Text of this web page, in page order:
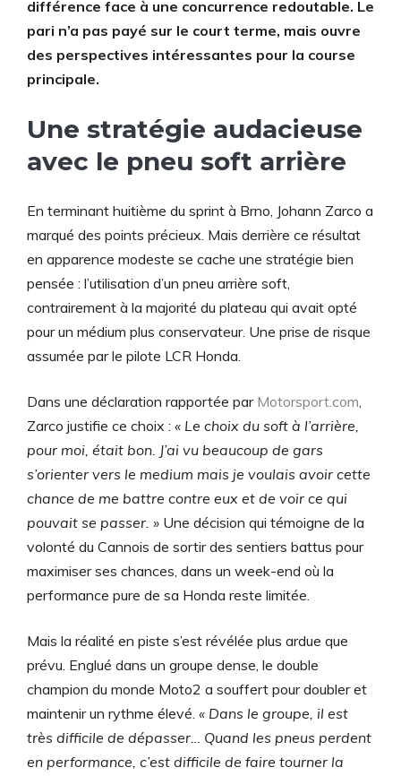
différence face à une concurrence redoutable. Le
pari n’a pas payé sur le court terme, mais ouvre
des perspectives intéressantes pour la course
principale.
Une stratégie audacieuse
avec le pneu soft arrière
En terminant huitième du sprint à Brno, Johann Zarco a
marqué des points précieux. Mais derrière ce résultat
en apparence modeste se cache une stratégie bien
pensée : l’utilisation d’un pneu arrière soft,
contrairement à la majorité du plateau qui avait opté
pour un médium plus conservateur. Une prise de risque
assumée par le pilote LCR Honda.
Dans une déclaration rapportée par Motorsport.com,
Zarco justifie ce choix : « Le choix du soft à l’arrière,
pour moi, était bon. J’ai vu beaucoup de gars
s’orienter vers le medium mais je voulais avoir cette
chance de me battre contre eux et de voir ce qui
pouvait se passer. » Une décision qui témoigne de la
volonté du Cannois de sortir des sentiers battus pour
maximiser ses chances, dans un week-end où la
performance pure de sa Honda reste limitée.
Mais la réalité en piste s’est révélée plus ardue que
prévu. Englué dans un groupe dense, le double
champion du monde Moto2 a souffert pour doubler et
maintenir un rythme élevé. « Dans le groupe, il est
très difficile de dépasser… Quand les pneus perdent
en performance, c’est difficile de faire tourner la